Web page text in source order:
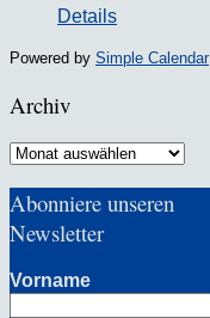
Details
Powered by Simple Calendar
Archiv
Archiv
Abonniere unseren
Newsletter
Vorname